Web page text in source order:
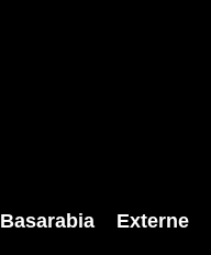
Basarabia Externe